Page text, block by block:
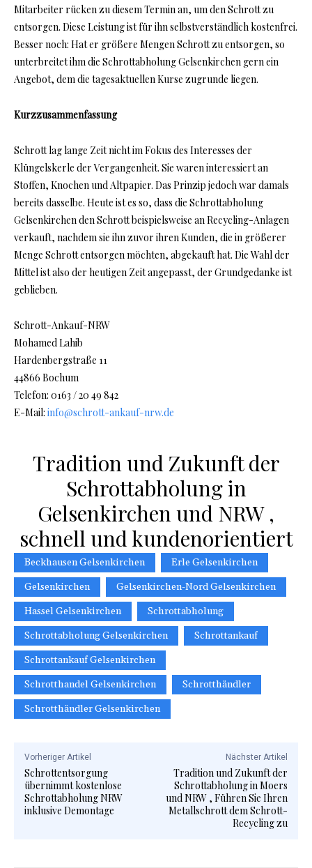
Mitarbeiter rücken zu diesem Termin an, um den Schrott zu
entsorgen. Diese Leistung ist für ihn selbstverständlich kostenfrei.
Besser noch: Hat er größere Mengen Schrott zu entsorgen, so
unterbreitet ihm die Schrottabholung Gelsenkirchen gern ein
Angebot, dem die tagesaktuellen Kurse zugrunde liegen.
Kurzzusammenfassung
Schrott lag lange Zeit nicht im Fokus des Interesses der
Klüngelskerle der Vergangenheit. Sie waren interessiert an
Stoffen, Knochen und Altpapier. Das Prinzip jedoch war damals
bereits dasselbe. Heute ist es so, dass die Schrottabholung
Gelsenkirchen den Schrott beispielsweise an Recycling-Anlagen
verkauft, nachdem sie ihn zuvor ihren Kunden, die in größerer
Menge Schrott entsorgen möchten, abgekauft hat. Die Wahl der
Mittel ist also der heutigen Zeit angepasst, der Grundgedanke ist
geblieben.
Schrott-Ankauf-NRW
Mohamed Lahib
Hardenbergstraße 11
44866 Bochum
Telefon: 0163 / 20 49 842
E-Mail: info@schrott-ankauf-nrw.de
Tradition und Zukunft der
Schrottabholung in
Gelsenkirchen und NRW ,
schnell und kundenorientiert
Beckhausen Gelsenkirchen
Erle Gelsenkirchen
Gelsenkirchen
Gelsenkirchen-Nord Gelsenkirchen
Hassel Gelsenkirchen
Schrottabholung
Schrottabholung Gelsenkirchen
Schrottankauf
Schrottankauf Gelsenkirchen
Schrotthandel Gelsenkirchen
Schrotthändler
Schrotthändler Gelsenkirchen
Vorheriger Artikel
Schrottentsorgung
übernimmt kostenlose
Schrottabholung NRW
inklusive Demontage
Nächster Artikel
Tradition und Zukunft der
Schrottabholung in Moers
und NRW , Führen Sie Ihren
Metallschrott dem Schrott-
Recycling zu